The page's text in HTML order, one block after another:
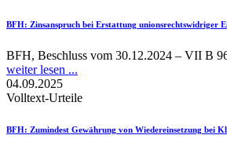
BFH: Zinsanspruch bei Erstattung unionsrechtswidriger
BFH, Beschluss vom 30.12.2024 – VII B
weiter lesen ...
04.09.2025
Volltext-Urteile
BFH: Zumindest Gewährung von Wiedereinsetzung bei